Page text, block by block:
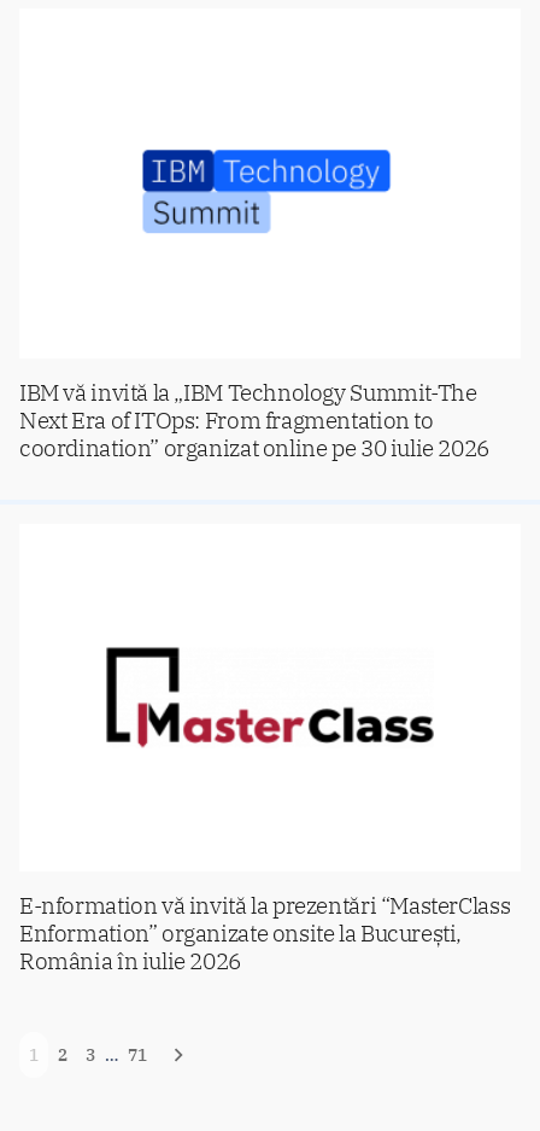
IBM vă invită la „IBM Technology Summit-The
Next Era of ITOps: From fragmentation to
coordination” organizat online pe 30 iulie 2026
E-nformation vă invită la prezentări “MasterClass
Enformation” organizate onsite la București,
România în iulie 2026
1 2 3 … 71